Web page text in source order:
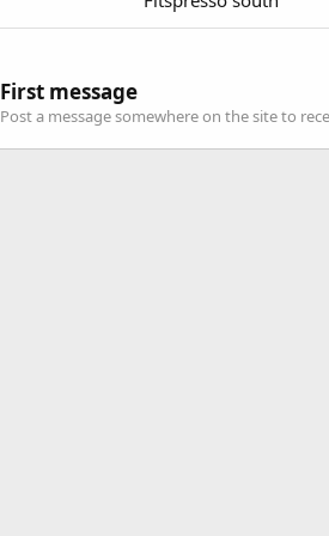
First message
Post a message somewhere on the site to